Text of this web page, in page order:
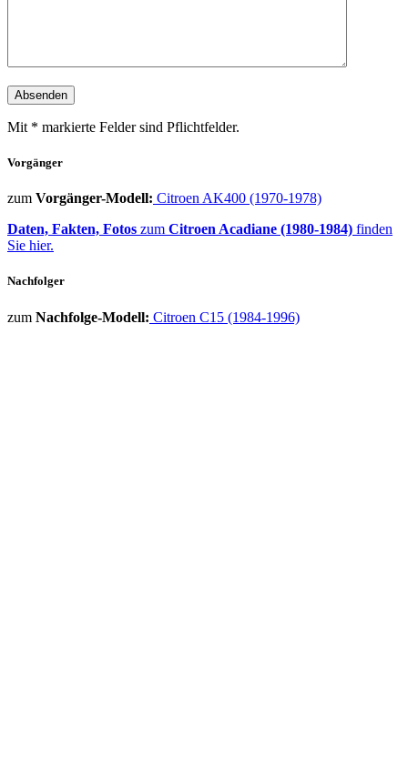
Mit * markierte Felder sind Pflichtfelder.
Vorgänger
zum Vorgänger-Modell: Citroen AK400 (1970-1978)
Daten, Fakten, Fotos zum Citroen Acadiane (1980-1984) finden
Sie hier.
Nachfolger
zum Nachfolge-Modell: Citroen C15 (1984-1996)